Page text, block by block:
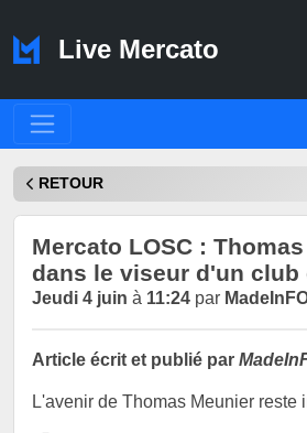
Live Mercato
RETOUR
Mercato LOSC :
dans le viseur d'un club
Jeudi 4 juin à 11:24 par
Article écrit et publié par
L'avenir de Thomas Meunier reste